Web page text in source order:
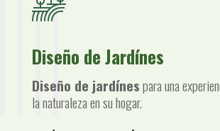
Diseño de Jardínes
Diseño de jardínespara una
la naturaleza en su hogar.